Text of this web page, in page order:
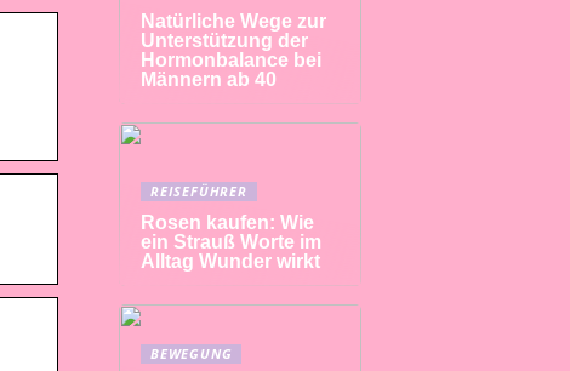
Natürliche Wege zur
Unterstützung der
Hormonbalance bei
Männern ab 40
REISEFÜHRER
Rosen kaufen: Wie
ein Strauß Worte im
Alltag Wunder wirkt
BEWEGUNG